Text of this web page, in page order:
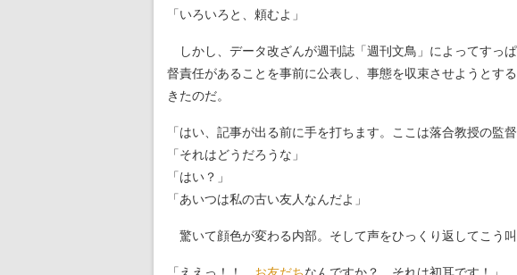
「いろいろと、頼むよ」
しかし、データ改ざんが週刊誌「週刊文鳥」によってすっ
督責任があることを事前に公表し、事態を収束させようとす
きたのだ。
「はい、記事が出る前に手を打ちます。ここは落合教授の監
「それはどうだろうな」
「はい？」
「あいつは私の古い友人なんだよ」
驚いて顔色が変わる内部。そして声をひっくり返してこう叫